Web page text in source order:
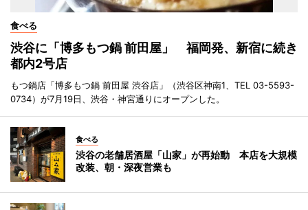
食べる
渋谷に「博多もつ鍋 前田屋」 福岡発、新宿に続き
都内2号店
もつ鍋店「博多もつ鍋 前田屋 渋谷店」（渋谷区神南1、TEL 03-5593-
0734）が7月19日、渋谷・神宮通りにオープンした。
食べる
渋谷の老舗居酒屋「山家」が再始動 本店を大規模
改装、朝・深夜営業も